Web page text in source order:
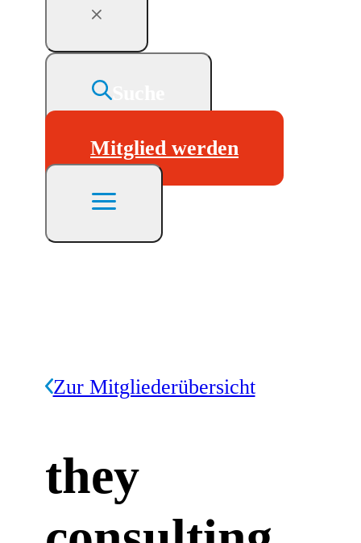
Mitglied werden
Zur Mitgliederübersicht
they